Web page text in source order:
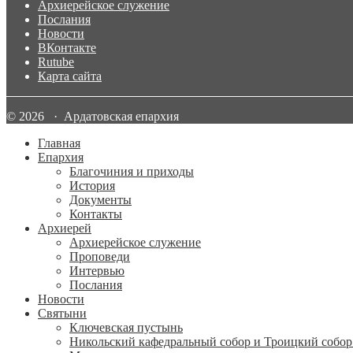
Архиерейское служение
Послания
Новости
ВКонтакте
Rutube
Карта сайта
© 2026 · Ардатовская епархия
Главная
Епархия
Благочиния и приходы
История
Документы
Контакты
Архиерей
Архиерейское служение
Проповеди
Интервью
Послания
Новости
Святыни
Ключевская пустынь
Никольский кафедральный собор и Троицкий собор